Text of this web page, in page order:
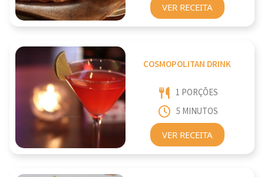
VER RECEITA
COSMOPOLITAN DRINK
1 PORÇÕES
5 MINUTOS
VER RECEITA